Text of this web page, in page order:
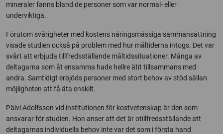
mineraler fanns bland de personer som var normal- eller
underviktiga.
Förutom svårigheter med kostens näringsmässiga sammansättning
visade studien också på problem med hur måltiderna intogs. Det var
svårt att erbjuda tillfredsställande måltidssituationer. Många av
deltagarna som åt ensamma hade hellre ätit tillsammans med
andra. Samtidigt erbjöds personer med stort behov av stöd sällan
möjligheten att få äta enskilt.
Päivi Adolfsson vid institutionen för kostvetenskap är den som
ansvarar för studien. Hon anser att det är otillfredsställande att
deltagarnas individuella behov inte var det som i första hand